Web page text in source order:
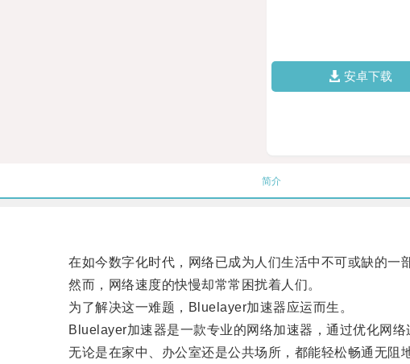
安卓下载
简介
在如今数字化时代，网络已成为人们生活中不可或缺的一部
然而，网络速度的快慢却常常困扰着人们。
为了解决这一难题，Bluelayer加速器应运而生。
Bluelayer加速器是一款专业的网络加速器，通过优化网络
无论是在家中、办公室还是公共场所，都能轻松畅通无阻地